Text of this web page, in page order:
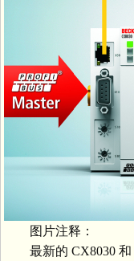
图片注释：
最新的 CX8030 和